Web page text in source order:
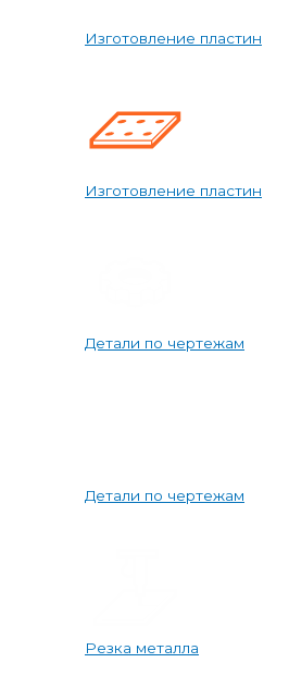
Изготовление пластин
Изготовление пластин
Детали по чертежам
Детали по чертежам
Резка металла